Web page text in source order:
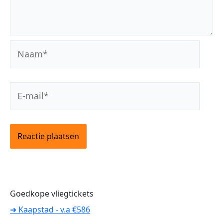
Goedkope vliegtickets
➜ Kaapstad - v.a €586
mail*